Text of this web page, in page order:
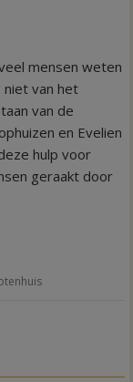
mensen weten
niet van het
van de
en Evelien
hulp voor
geraakt door